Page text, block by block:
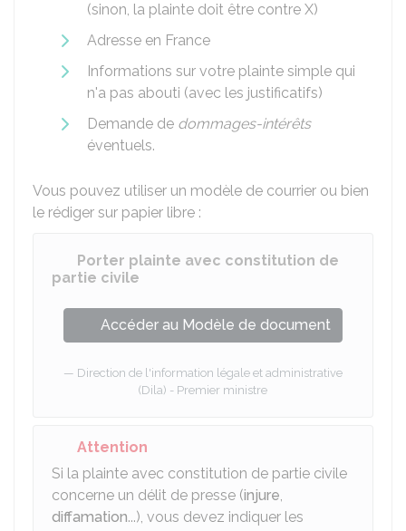
(sinon, la plainte doit être contre X)
Adresse en France
Informations sur votre plainte simple qui
n'a pas abouti (avec les justificatifs)
Demande de dommages-intérêts
éventuels.
Vous pouvez utiliser un modèle de courrier ou bien
le rédiger sur papier libre :
Porter plainte avec constitution de
partie civile
Accéder au Modèle de document
Direction de l'information légale et administrative
(Dila) - Premier ministre
Attention
Si la plainte avec constitution de partie civile
concerne un délit de presse (injure,
diffamation...), vous devez indiquer les